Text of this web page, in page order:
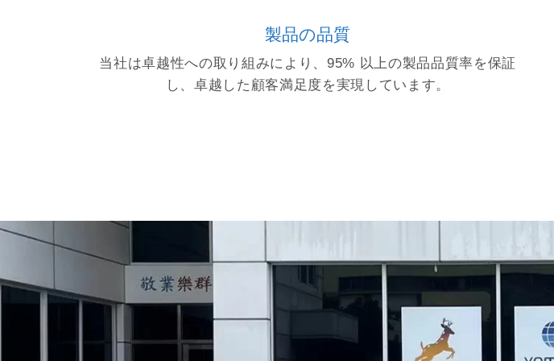
製品の品質
当社は卓越性への取り組みにより、95% 以上の製品品質率を保証
し、卓越した顧客満足度を実現しています。